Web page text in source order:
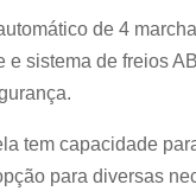
de 4
e sistema de freios
tem capacidade
para diversas